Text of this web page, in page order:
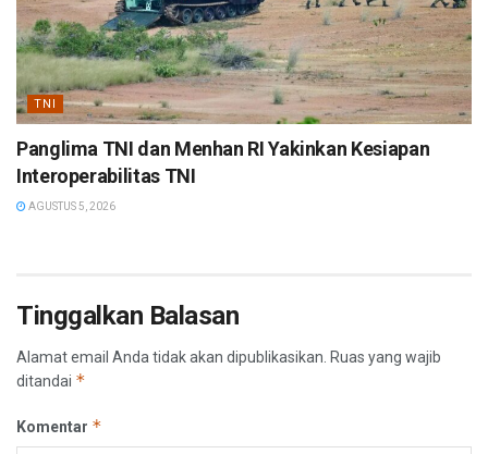
TNI
Panglima TNI dan Menhan RI Yakinkan Kesiapan
Interoperabilitas TNI
AGUSTUS 5, 2026
Tinggalkan Balasan
Alamat email Anda tidak akan dipublikasikan. Ruas yang wajib
ditandai *
Komentar *